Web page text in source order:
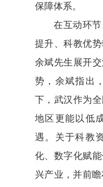
保障体系。
在互动环节
提升、科教优
余斌先生展开
势，余斌指出
下，武汉作为
地区更能以低
遇。关于科教
化、数字化赋
兴产业，并前